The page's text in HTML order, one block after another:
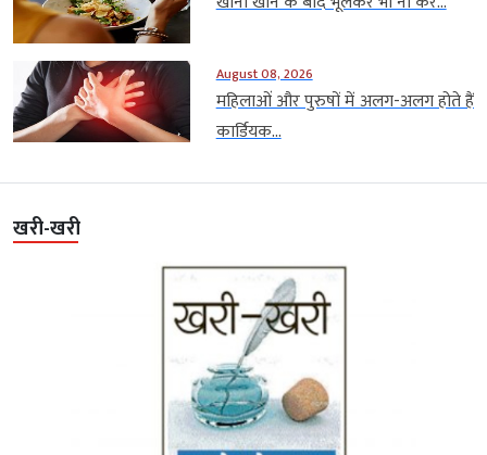
August 08, 2026
महिलाओं और पुरुषों में अलग-अलग होते हैं
कार्डियक...
खरी-खरी